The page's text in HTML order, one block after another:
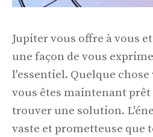
Jupiter vous offre à vous
une façon de vous
l'essentiel. Quelque chose
vous êtes maintenant prêt
trouver une solution.
vaste et prometteuse que